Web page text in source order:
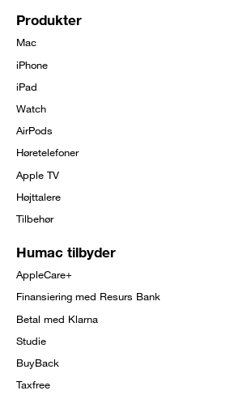
Footer
menu
Produkter
Mac
iPhone
iPad
Watch
AirPods
Høretelefoner
Apple TV
Højttalere
Tilbehør
Humac tilbyder
AppleCare+
Finansiering med Resurs Bank
Betal med Klarna
Studie
BuyBack
Taxfree